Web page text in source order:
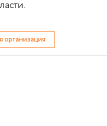
организация